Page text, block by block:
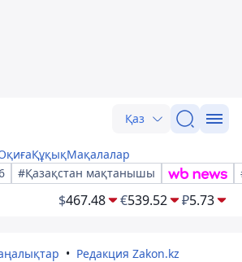
Қаз
ҚұқықМақалалар
#Қазақстан мақтанышы
$467.48 €539.52 ₽5.73
Редакция Zakon.kz